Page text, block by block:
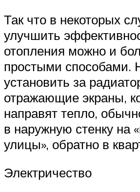
Так что в некоторых
улучшить
отопления можно и
простыми способами.
установить за
отражающие экраны,
направят тепло,
в наружную стенку на
улицы», обратно в
Электричество